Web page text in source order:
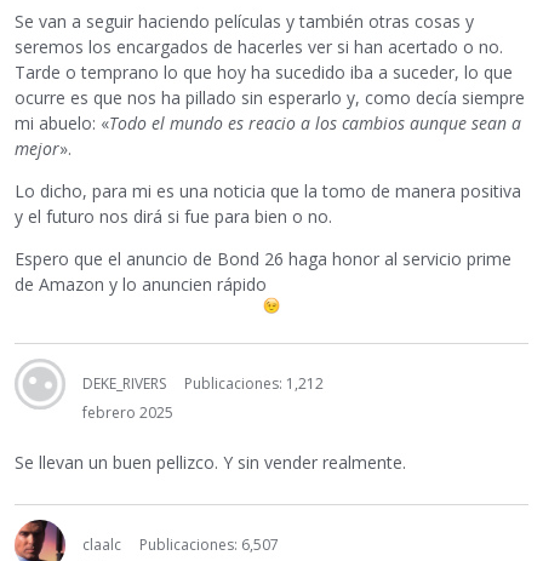
Se van a seguir haciendo películas y también otras cosas y
seremos los encargados de hacerles ver si han acertado o no.
Tarde o temprano lo que hoy ha sucedido iba a suceder, lo que
ocurre es que nos ha pillado sin esperarlo y, como decía siempre
mi abuelo: «Todo el mundo es reacio a los cambios aunque sean a
mejor».
Lo dicho, para mi es una noticia que la tomo de manera positiva
y el futuro nos dirá si fue para bien o no.
Espero que el anuncio de Bond 26 haga honor al servicio prime
de Amazon y lo anuncien rápido
DEKE_RIVERS
Publicaciones: 1,212
febrero 2025
Se llevan un buen pellizco. Y sin vender realmente.
claalc
Publicaciones: 6,507